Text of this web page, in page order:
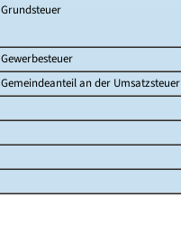
Grundsteuer
Gewerbesteuer
Gemeindeanteil an der Umsatzsteuer